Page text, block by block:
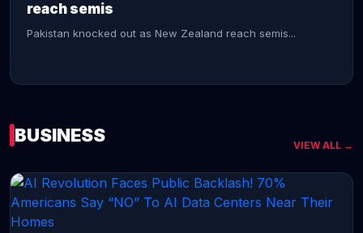
reach semis
Pakistan knocked out as New Zealand reach semis...
CONTINUE READING →
BUSINESS VIEW ALL →